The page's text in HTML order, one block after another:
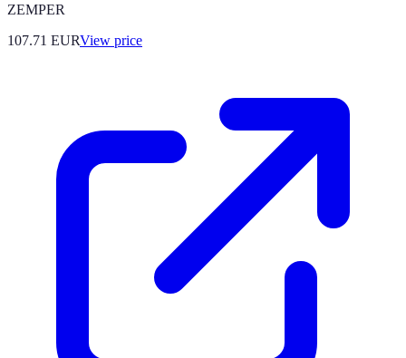
ZEMPER
107.71 EURView price